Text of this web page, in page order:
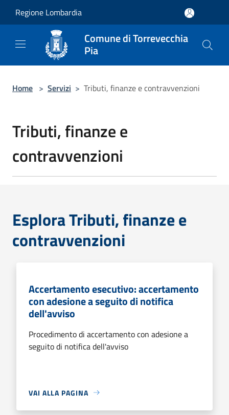
Regione Lombardia
Comune di Torrevecchia
Pia
Home > Servizi > Tributi, finanze e contravvenzioni
Tributi, finanze e
contravvenzioni
Esplora Tributi, finanze e
contravvenzioni
Accertamento esecutivo: accertamento
con adesione a seguito di notifica
dell'avviso
Procedimento di accertamento con adesione a
seguito di notifica dell'avviso
VAI ALLA PAGINA